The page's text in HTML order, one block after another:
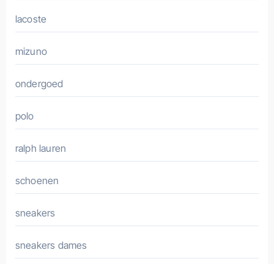
lacoste
mizuno
ondergoed
polo
ralph lauren
schoenen
sneakers
sneakers dames